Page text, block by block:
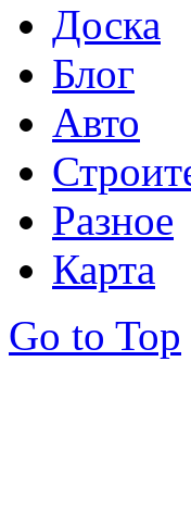
Доска
Блог
Авто
Разное
Карта
Go to Top